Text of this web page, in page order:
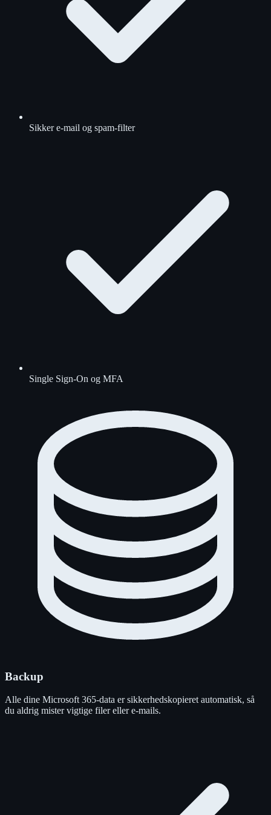
Sikker e-mail og spam-filter
Single Sign-On og MFA
Backup
Alle dine Microsoft 365-data er sikkerhedskopieret automatisk, så
du aldrig mister vigtige filer eller e-mails.